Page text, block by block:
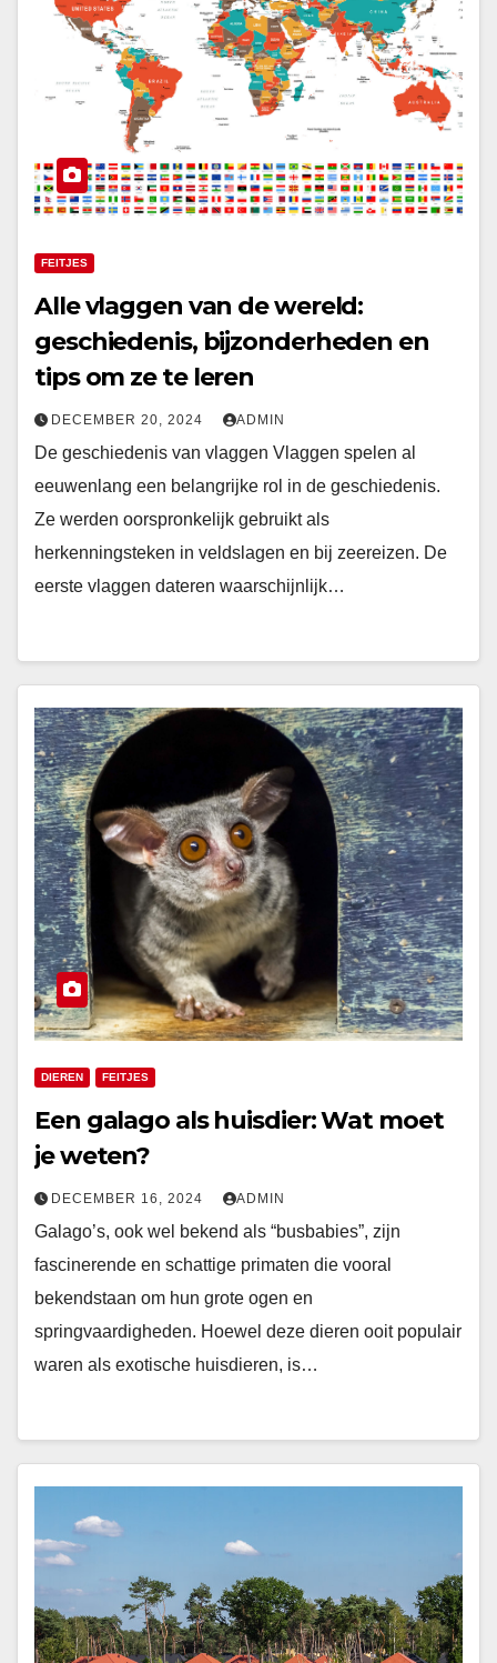
FEITJES
Alle vlaggen van de wereld:
geschiedenis, bijzonderheden en
tips om ze te leren
DECEMBER 20, 2024 ADMIN
De geschiedenis van vlaggen Vlaggen spelen al
eeuwenlang een belangrijke rol in de geschiedenis.
Ze werden oorspronkelijk gebruikt als
herkenningsteken in veldslagen en bij zeereizen. De
eerste vlaggen dateren waarschijnlijk…
DIEREN FEITJES
Een galago als huisdier: Wat moet
je weten?
DECEMBER 16, 2024 ADMIN
Galago’s, ook wel bekend als “busbabies”, zijn
fascinerende en schattige primaten die vooral
bekendstaan om hun grote ogen en
springvaardigheden. Hoewel deze dieren ooit populair
waren als exotische huisdieren, is…